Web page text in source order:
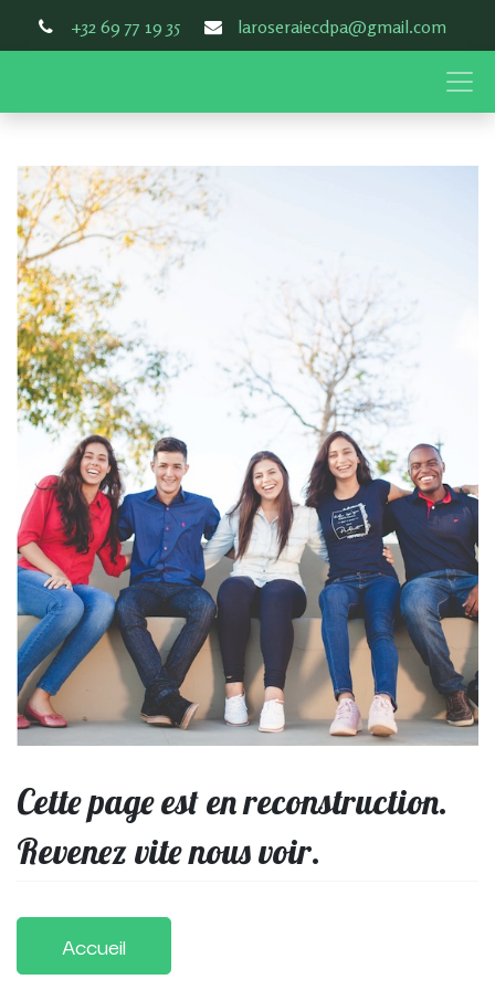
+32 69 77 19 35 laroseraiecdpa@gmail.com
Cette page est en reconstruction.
Revenez vite nous voir.
Accueil